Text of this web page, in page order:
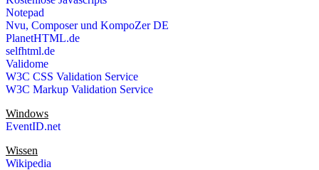
Notepad
Nvu, Composer und KompoZer DE
PlanetHTML.de
selfhtml.de
Validome
W3C CSS Validation Service
W3C Markup Validation Service
Windows
EventID.net
Wissen
Wikipedia